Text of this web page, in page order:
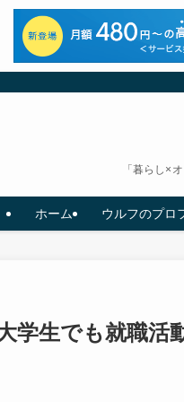
「暮らし×
ホーム ウルフのプロ
学生でも就職活